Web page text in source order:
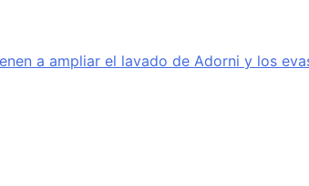
a ampliar el lavado de Adorni y los